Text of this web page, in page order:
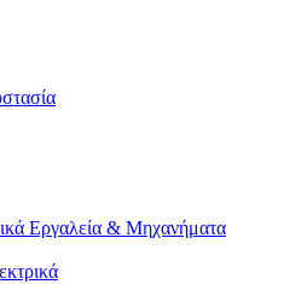
Εργαλεία & Μηχανήματα